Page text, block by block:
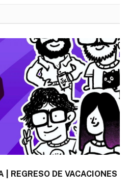
| REGRESO DE VACACIONES